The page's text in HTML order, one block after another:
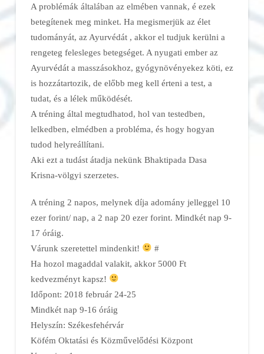
A problémák általában az elmében vannak, é ezek
betegítenek meg minket. Ha megismerjük az élet
tudományát, az Ayurvédát , akkor el tudjuk kerülni a
rengeteg felesleges betegséget. A nyugati ember az
Ayurvédát a masszásokhoz, gyógynövényekez köti, ez
is hozzátartozik, de előbb meg kell érteni a test, a
tudat, és a lélek működését.
A tréning által megtudhatod, hol van testedben,
lelkedben, elmédben a probléma, és hogy hogyan
tudod helyreállítani.
Aki ezt a tudást átadja nekünk Bhaktipada Dasa
Krisna-völgyi szerzetes.
A tréning 2 napos, melynek díja adomány jelleggel 10
ezer forint/ nap, a 2 nap 20 ezer forint. Mindkét nap 9-
17 óráig.
Várunk szeretettel mindenkit!
#
Ha hozol magaddal valakit, akkor 5000 Ft
kedvezményt kapsz!
Időpont: 2018 február 24-25
Mindkét nap 9-16 óráig
Helyszín: Székesfehérvár
Köfém Oktatási és Közművelődési Központ